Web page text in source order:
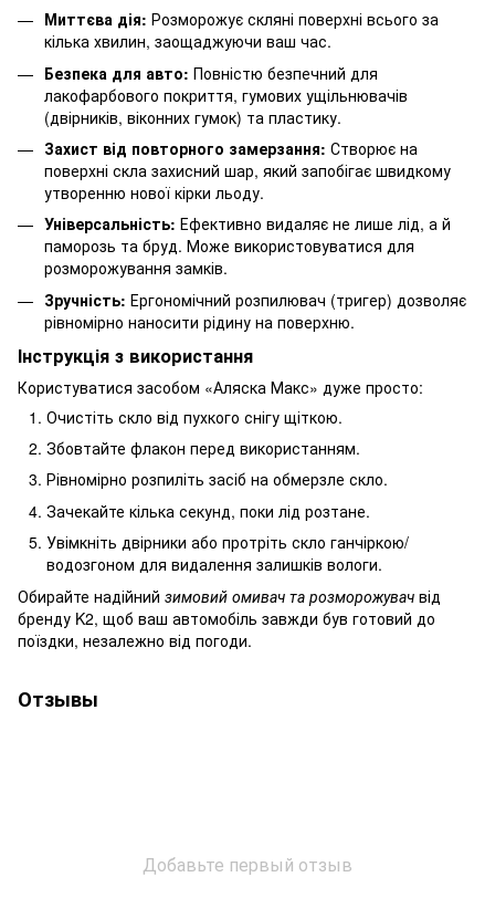
Миттєва дія: Розморожує скляні поверхні всього за
кілька хвилин, заощаджуючи ваш час.
Безпека для авто: Повністю безпечний для
лакофарбового покриття, гумових ущільнювачів
(двірників, віконних гумок) та пластику.
Захист від повторного замерзання: Створює на
поверхні скла захисний шар, який запобігає швидкому
утворенню нової кірки льоду.
Універсальність: Ефективно видаляє не лише лід, а й
паморозь та бруд. Може використовуватися для
розморожування замків.
Зручність: Ергономічний розпилювач (тригер) дозволяє
рівномірно наносити рідину на поверхню.
Інструкція з використання
Користуватися засобом «Аляска Макс» дуже просто:
Очистіть скло від пухкого снігу щіткою.
Збовтайте флакон перед використанням.
Рівномірно розпиліть засіб на обмерзле скло.
Зачекайте кілька секунд, поки лід розтане.
Увімкніть двірники або протріть скло ганчіркою/
водозгоном для видалення залишків вологи.
Обирайте надійний зимовий омивач та розморожувач від
бренду K2, щоб ваш автомобіль завжди був готовий до
поїздки, незалежно від погоди.
Отзывы
Добавьте первый отзыв